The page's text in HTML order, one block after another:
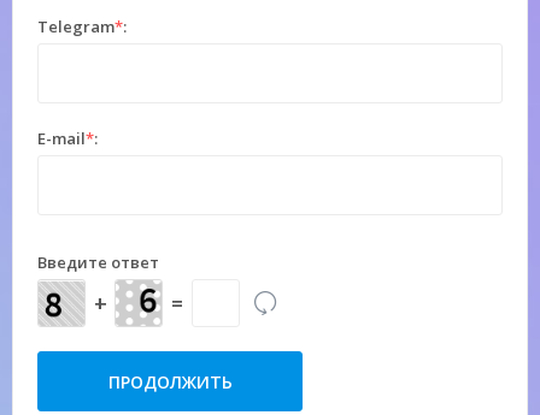
Telegram*:
E-mail*:
Введите ответ
+ =